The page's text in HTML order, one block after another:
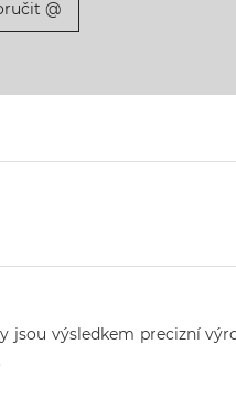
@
jsou výsledkem precizní